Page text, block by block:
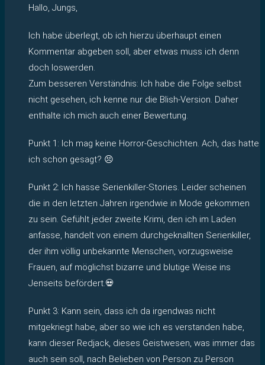
Hallo, Jungs,
Ich habe überlegt, ob ich hierzu überhaupt einen
Kommentar abgeben soll, aber etwas muss ich denn
doch loswerden.
Zum besseren Verständnis: Ich habe die Folge selbst
nicht gesehen, ich kenne nur die Blish-Version. Daher
enthalte ich mich auch einer Bewertung.
Punkt 1: Ich mag keine Horror-Geschichten. Ach, das hatte
ich schon gesagt? 😣
Punkt 2: Ich hasse Serienkiller-Stories. Leider scheinen
die in den letzten Jahren irgendwie in Mode gekommen
zu sein. Gefühlt jeder zweite Krimi, den ich im Laden
anfasse, handelt von einem durchgeknallten Serienkiller,
der ihm völlig unbekannte Menschen, vorzugsweise
Frauen, auf möglichst bizarre und blutige Weise ins
Jenseits befördert.💀
Punkt 3: Kann sein, dass ich da irgendwas nicht
mitgekriegt habe, aber so wie ich es verstanden habe,
kann dieser Redjack, dieses Geistwesen, was immer das
auch sein soll, nach Belieben von Person zu Person